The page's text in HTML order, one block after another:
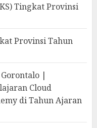
Tingkat Provinsi
Provinsi Tahun
|
Cloud
di Tahun Ajaran